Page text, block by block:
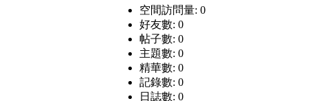
空間訪問量: 0
好友數: 0
帖子數: 0
主題數: 0
精華數: 0
記錄數: 0
日誌數: 0